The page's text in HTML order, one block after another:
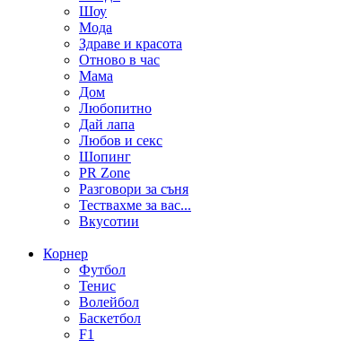
Шоу
Мода
Здраве и красота
Отново в час
Мама
Дом
Любопитно
Дай лапа
Любов и секс
Шопинг
PR Zone
Разговори за съня
Тествахме за вас...
Вкусотии
Корнер
Футбол
Тенис
Волейбол
Баскетбол
F1